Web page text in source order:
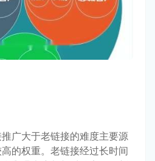
广大于老链接的难度主要源
的权重。老链接经过长时间